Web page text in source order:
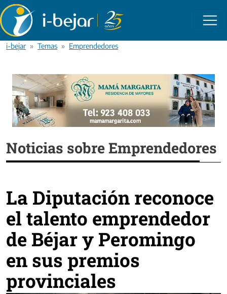
Pasar al contenido principal
i-bejar Temas Emprendedores
Noticias sobre Emprendedores
La Diputación reconoce
el talento emprendedor
de Béjar y Peromingo
en sus premios
provinciales